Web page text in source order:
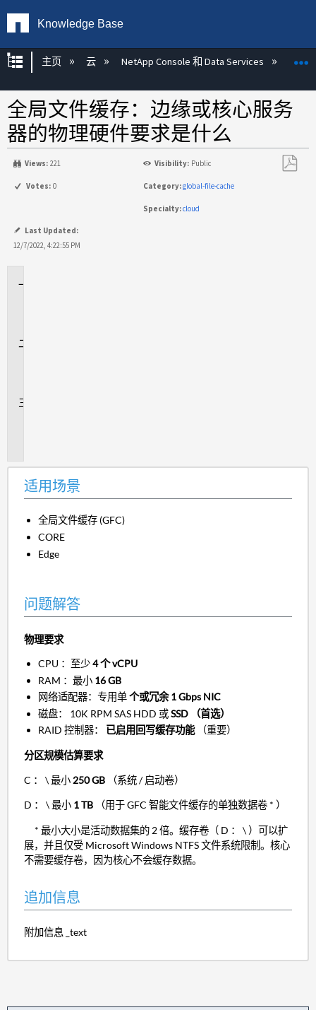
Knowledge Base
扩展/隐缩全局层次
主页 云 NetApp Console 和 Data Services
全局文件缓存：边缘或核心服务
器的物理硬件要求是什么
Views: 221 Visibility: Public
Votes: 0 Category:global-file-cache
Specialty:cloud
Last Updated:
12/7/2022, 4:22:55 PM
适用场景
全局文件缓存 (GFC)
CORE
Edge
问题解答
物理要求
CPU ：至少4 个 vCPU
RAM ：最小 16 GB
网络适配器：专用单个或冗余 1 Gbps NIC
磁盘： 10K RPM SAS HDD 或SSD （首选）
RAID 控制器： 已启用回写缓存功能（重要）
分区规模估算要求
C ： \ 最小 250 GB（系统 / 启动卷）
D ： \ 最小 1 TB（用于 GFC 智能文件缓存的单独数据卷 * ）
* 最小大小是活动数据集的 2 倍。缓存卷（ D ： \ ）可以扩
展，并且仅受 Microsoft Windows NTFS 文件系统限制。核心
不需要缓存卷，因为核心不会缓存数据。
追加信息
附加信息 _text